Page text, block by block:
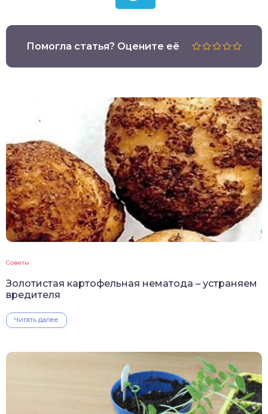
Помогла статья? Оцените её
Советы
Золотистая картофельная нематода – устраняем
вредителя
Читать далее